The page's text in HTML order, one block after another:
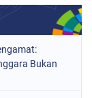
Bukan